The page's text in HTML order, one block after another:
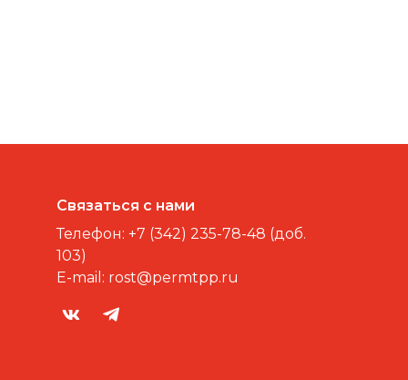
Связаться с нами
Телефон:+7 (342) 235-78-48 (доб.
103)
E-mail: rost@permtpp.ru